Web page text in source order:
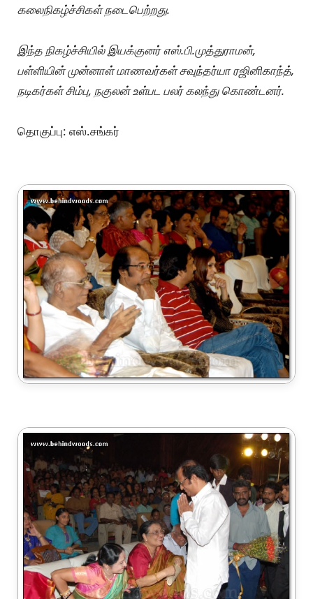
கலைநிகழ்ச்சிகள் நடைபெற்றது.
இந்த நிகழ்ச்சியில் இயக்குனர் எஸ்.பி.முத்துராமன்,
பள்ளியின் முன்னாள் மாணவர்கள் சவுந்தர்யா ரஜினிகாந்த்,
நடிகர்கள் சிம்பு, நகுலன் உள்பட பலர் கலந்து கொண்டனர்.
தொகுப்பு: எஸ்.சங்கர்